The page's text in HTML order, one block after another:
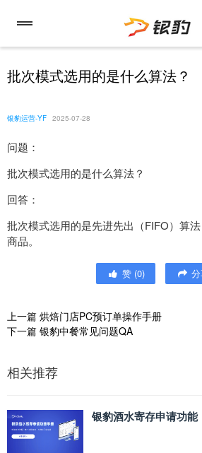
批次模式选用的是什么算法？
银豹运营-YF 2025-07-28
问题：
批次模式选用的是什么算法？
回答：
批次模式选用的是先进先出（FIFO）算
商品。
赞 (0)
上一篇 烘焙门店PC预订单操作手册
下一篇 银豹中餐常见问题QA
相关推荐
银豹酒水寄存申请功能